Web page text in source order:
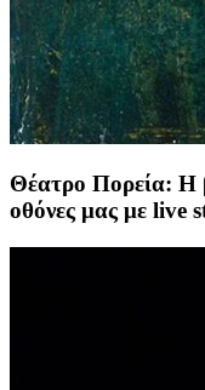
Θέατρο Πορεία: Η
οθόνες μας με live